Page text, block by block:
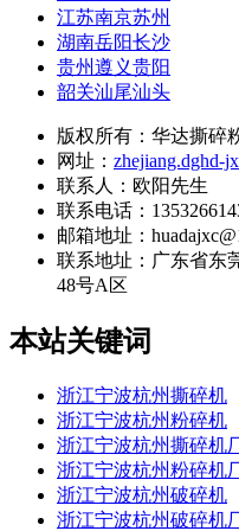
江苏南京苏州
湖南岳阳长沙
贵州遵义贵阳
韶关汕尾汕头
版权所有：华达撕碎
网址： zhejiang.dghd-
联系人：欧阳先生
联系电话：
邮箱地址：
联系地址： 广东省东
48号A区
本站关键词
浙江宁波杭州撕碎机
浙江宁波杭州粉碎机
浙江宁波杭州撕碎机
浙江宁波杭州粉碎机
浙江宁波杭州破碎机
浙江宁波杭州破碎机